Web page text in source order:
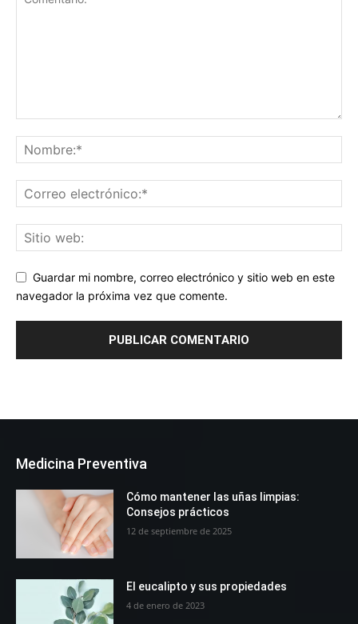
Guardar mi nombre, correo electrónico y sitio web en este
navegador la próxima vez que comente.
Medicina Preventiva
Cómo mantener las uñas limpias:
Consejos prácticos
12 de septiembre de 2025
El eucalipto y sus propiedades
4 de enero de 2023